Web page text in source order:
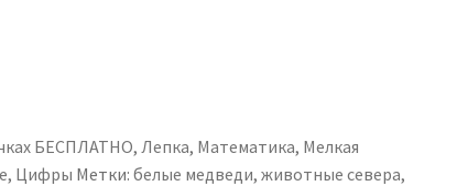
БЕСПЛАТНО, Лепка, Математика, Мелкая
, Цифры Метки: белые медведи, животные севера,